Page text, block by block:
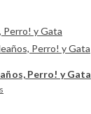
Perro! y Gata